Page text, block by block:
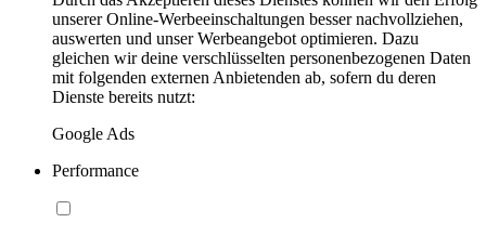
unserer Online-Werbeeinschaltungen besser nachvollziehen,
auswerten und unser Werbeangebot optimieren. Dazu
gleichen wir deine verschlüsselten personenbezogenen Daten
mit folgenden externen Anbietenden ab, sofern du deren
Dienste bereits nutzt:
Google Ads
Performance